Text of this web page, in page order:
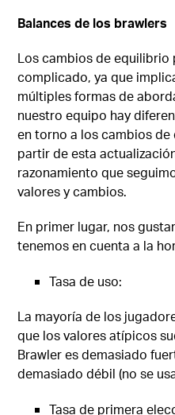
Balances de los brawlers
Los cambios de equilibrio
complicado, ya que
múltiples formas de
nuestro equipo hay
en torno a los cambios
partir de esta
razonamiento que
valores y cambios.
En primer lugar, nos
tenemos en cuenta a la
Tasa de uso:
La mayoría de los
que los valores atípicos
Brawler es demasiado
demasiado débil (no se
Tasa de primera